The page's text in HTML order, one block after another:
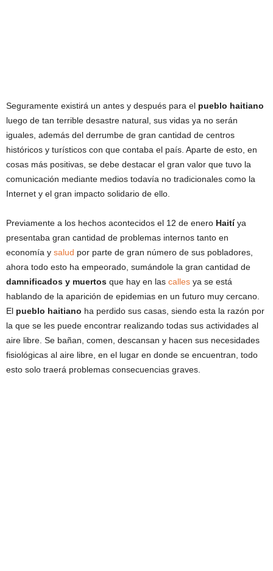
Seguramente existirá un antes y después para el pueblo haitiano
luego de tan terrible desastre natural, sus vidas ya no serán
iguales, además del derrumbe de gran cantidad de centros
históricos y turísticos con que contaba el país. Aparte de esto, en
cosas más positivas, se debe destacar el gran valor que tuvo la
comunicación mediante medios todavía no tradicionales como la
Internet y el gran impacto solidario de ello.
Previamente a los hechos acontecidos el 12 de enero Haitíya
presentaba gran cantidad de problemas internos tanto en
economía y salud por parte de gran número de sus pobladores,
ahora todo esto ha empeorado, sumándole la gran cantidad de
damnificados y muertos que hay en las calles ya se está
hablando de la aparición de epidemias en un futuro muy cercano.
El pueblo haitiano ha perdido sus casas, siendo esta la razón por
la que se les puede encontrar realizando todas sus actividades al
aire libre. Se bañan, comen, descansan y hacen sus necesidades
fisiológicas al aire libre, en el lugar en donde se encuentran, todo
esto solo traerá problemas consecuencias graves.